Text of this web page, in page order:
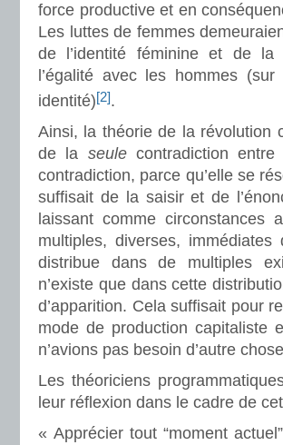
force productive et en
Les luttes de femmes
de l’identité féminine et de la
l’égalité avec les hommes
identité)[2].
Ainsi, la théorie de la révolution
de la seulecontradiction
contradiction, parce qu’elle se
suffisait de la saisir et de
laissant comme circonstances
multiples, diverses,
distribue dans de multiples
n’existe que dans cette
d’apparition. Cela suffisait pour
mode de production capitaliste
n’avions pas besoin d’autre
Les théoriciens
leur réflexion dans le cadre de
« Apprécier tout “moment